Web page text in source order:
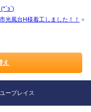
光風台H様着工しました！！ »
え
ープレイス